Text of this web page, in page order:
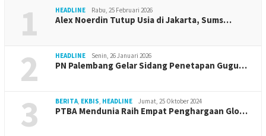
1 HEADLINE Rabu, 25 Februari 2026
Alex Noerdin Tutup Usia di Jakarta, Sums…
2 HEADLINE Senin, 26 Januari 2026
PN Palembang Gelar Sidang Penetapan Gugu…
3 BERITA, EKBIS, HEADLINE Jumat, 25 Oktober 2024
PTBA Mendunia Raih Empat Penghargaan Glo…